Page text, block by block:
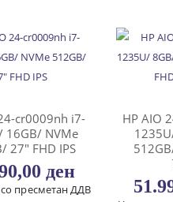
cr0009nh i7-
16GB/ NVMe
27″ FHD IPS
ден
пресметан ДДВ
HP AIO